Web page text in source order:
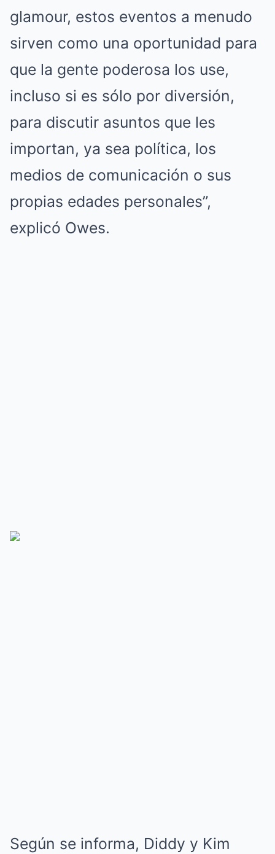
glamour, estos eventos a menudo
sirven como una oportunidad para
que la gente poderosa los use,
incluso si es sólo por diversión,
para discutir asuntos que les
importan, ya sea política, los
medios de comunicación o sus
propias edades personales”,
explicó Owes.
Según se informa, Diddy y Kim